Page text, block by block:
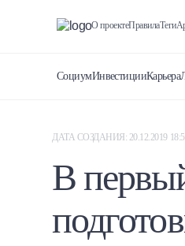
О проектеПравилаТеги
СоциумИнвестицииКарьера
ДАТА СОЗДАНИЯ: 20.12.2019
В